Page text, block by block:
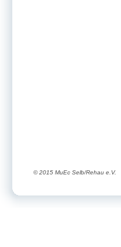
© 2015 MuEc Selb/Rehau e.V.